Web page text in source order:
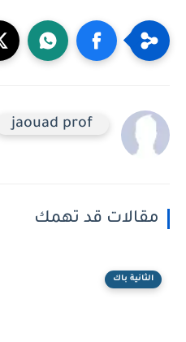
jaouad prof
مقالات قد تهمك
الثانية باك